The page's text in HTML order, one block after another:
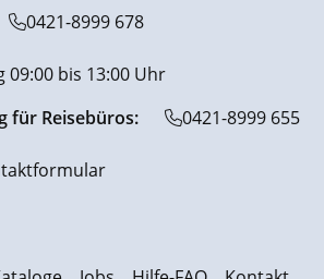
0421-8999 678
09:00 bis 13:00 Uhr
für Reisebüros:
0421-8999 655